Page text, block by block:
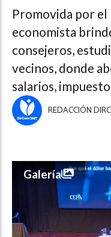
Promovida por
economista
consejeros,
vecinos, donde
salarios,
REDACCIÓN
Galería